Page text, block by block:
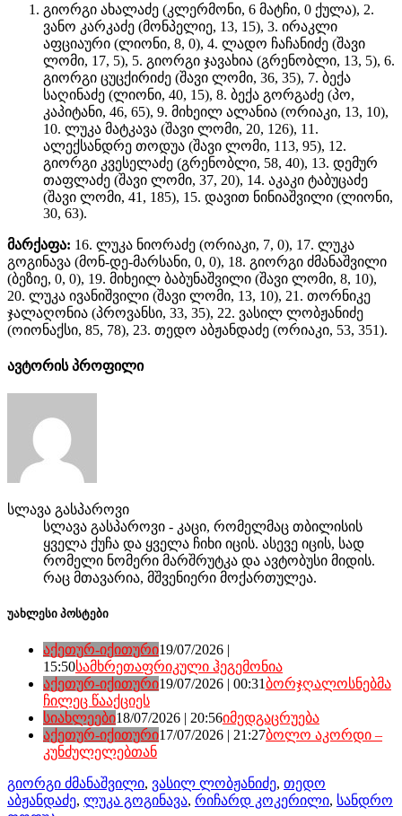
გიორგი ახალაძე (კლერმონი, 6 მატჩი, 0 ქულა), 2.
ვანო კარკაძე (მონპელიე, 13, 15), 3. ირაკლი
აფციაური (ლიონი, 8, 0), 4. ლადო ჩაჩანიძე (შავი
ლომი, 17, 5), 5. გიორგი ჯავახია (გრენობლი, 13, 5), 6.
გიორგი ცუცქირიძე (შავი ლომი, 36, 35), 7. ბექა
საღინაძე (ლიონი, 40, 15), 8. ბექა გორგაძე (პო,
კაპიტანი, 46, 65), 9. მიხეილ ალანია (ორიაკი, 13, 10),
10. ლუკა მატკავა (შავი ლომი, 20, 126), 11.
ალექსანდრე თოდუა (შავი ლომი, 113, 95), 12.
გიორგი კვესელაძე (გრენობლი, 58, 40), 13. დემურ
თაფლაძე (შავი ლომი, 37, 20), 14. აკაკი ტაბუცაძე
(შავი ლომი, 41, 185), 15. დავით ნინიაშვილი (ლიონი,
30, 63).
მარქაფა: 16. ლუკა ნიორაძე (ორიაკი, 7, 0), 17. ლუკა
გოგინავა (მონ-დე-მარსანი, 0, 0), 18. გიორგი ძმანაშვილი
(ბეზიე, 0, 0), 19. მიხეილ ბაბუნაშვილი (შავი ლომი, 8, 10),
20. ლუკა ივანიშვილი (შავი ლომი, 13, 10), 21. თორნიკე
ჯალაღონია (პროვანსი, 33, 35), 22. ვასილ ლობჟანიძე
(ოიონაქსი, 85, 78), 23. თედო აბჟანდაძე (ორიაკი, 53, 351).
ავტორის პროფილი
სლავა გასპაროვი
სლავა გასპაროვი - კაცი, რომელმაც თბილისის
ყველა ქუჩა და ყველა ჩიხი იცის. ასევე იცის, სად
რომელი ნომერი მარშრუტკა და ავტობუსი მიდის.
რაც მთავარია, მშვენიერი მოქართულეა.
უახლესი პოსტები
აქეთურ-იქითური19/07/2026 |
15:50სამხრეთაფრიკული ჰეგემონია
აქეთურ-იქითური19/07/2026 | 00:31ბორჯღალოსნებმა
ჩილეც წააქციეს
სიახლეები18/07/2026 | 20:56იმედგაცრუება
აქეთურ-იქითური17/07/2026 | 21:27ბოლო აკორდი –
კუნძულელებთან
გიორგი ძმანაშვილი, ვასილ ლობჟანიძე, თედო
აბჟანდაძე, ლუკა გოგინავა, რიჩარდ კოკერილი, სანდრო